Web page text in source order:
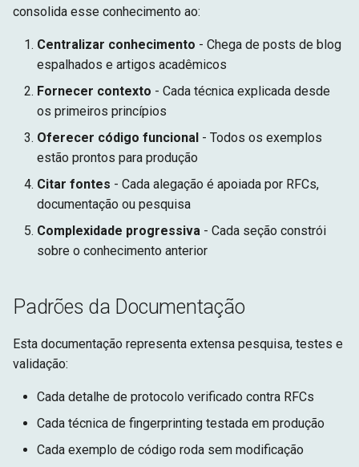
consolida esse conhecimento ao:
Centralizar conhecimento - Chega de posts de blog
espalhados e artigos acadêmicos
Fornecer contexto - Cada técnica explicada desde
os primeiros princípios
Oferecer código funcional - Todos os exemplos
estão prontos para produção
Citar fontes - Cada alegação é apoiada por RFCs,
documentação ou pesquisa
Complexidade progressiva - Cada seção constrói
sobre o conhecimento anterior
Padrões da Documentação
Esta documentação representa extensa pesquisa, testes e
validação:
Cada detalhe de protocolo verificado contra RFCs
Cada técnica de fingerprinting testada em produção
Cada exemplo de código roda sem modificação